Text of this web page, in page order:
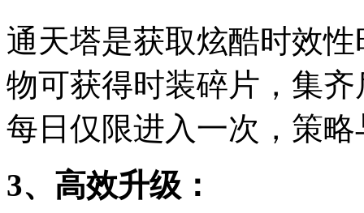
通天塔是获取炫酷时效
物可获得时装碎片，集
每日仅限进入一次，策
3、高效升级：